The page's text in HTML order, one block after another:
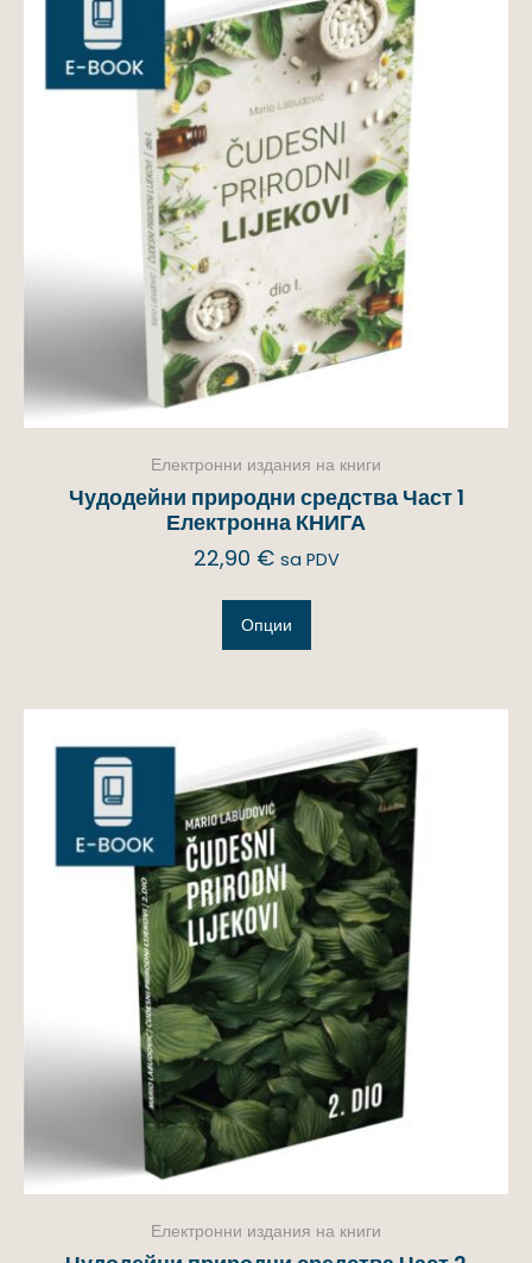
Електронни издания на книги
Чудодейни природни средства Част 1
Електронна КНИГА
22,90 € sa PDV
Опции
Електронни издания на книги